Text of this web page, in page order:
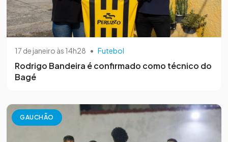
17 de janeiro às 14h28 • Futebol
Rodrigo Bandeira é confirmado como técnico do
Bagé
GAUCHÃO